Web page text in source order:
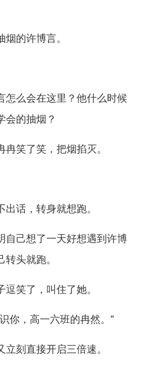
的许博言。
怎么会在这里？他什么时候
会的抽烟？
笑了笑，把烟掐灭。
话，转身就想跑。
自己想了一天好想遇到许博
头就跑。
笑了，叫住了她。
你，高一六班的冉然。”
刻直接开启三倍速。